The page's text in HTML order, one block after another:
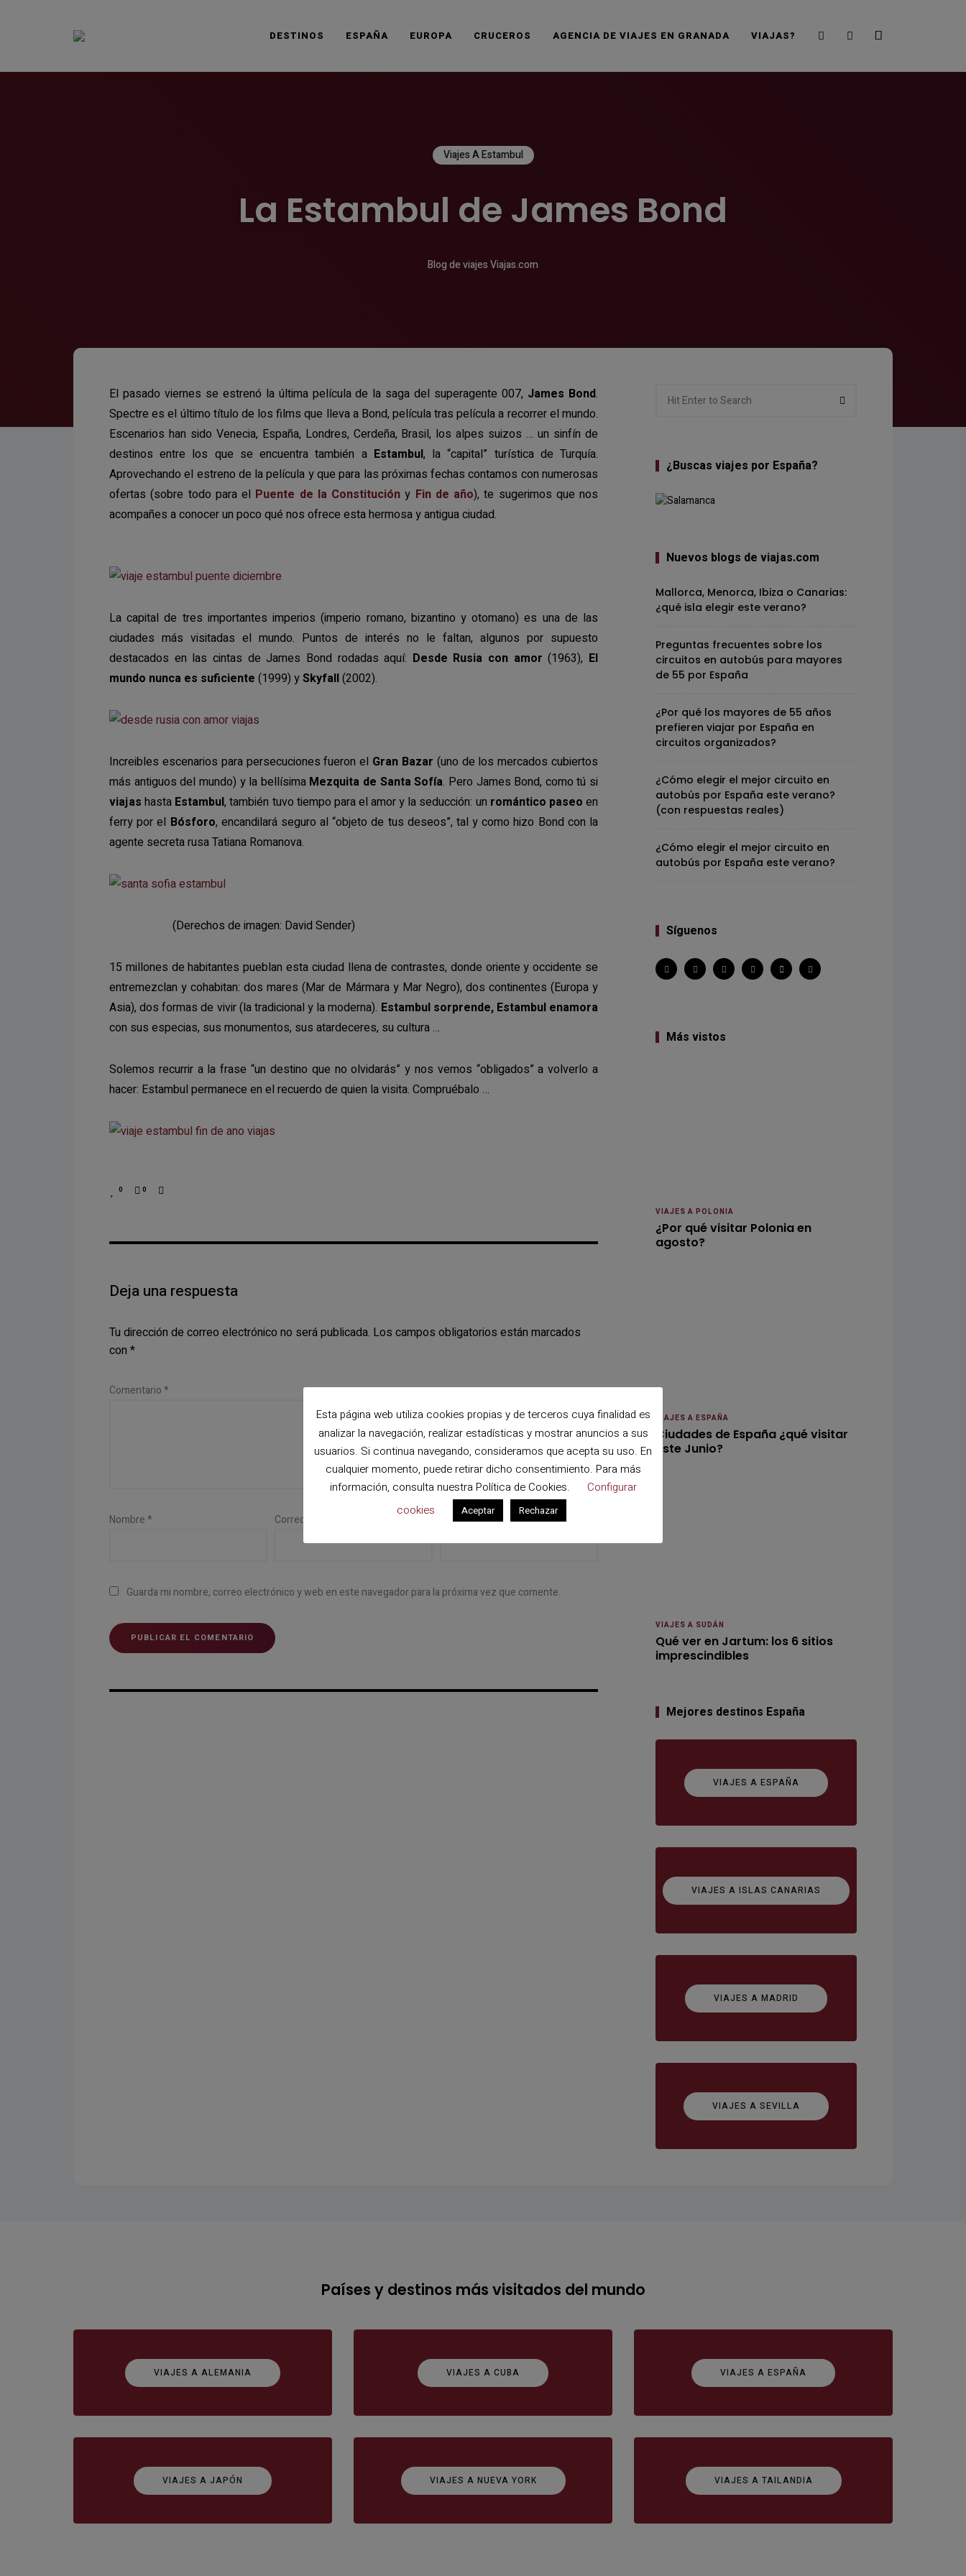
DESTINOS ESPAÑA EUROPA CRUCEROS AGENCIA DE VIAJES EN GRANADA VIAJAS? SearchSidebar
Viajes A Estambul
La Estambul de James Bond
Blog de viajes Viajas.com
El pasado viernes se estrenó la última película de la saga del superagente 007, James Bond.
Spectre es el último título de los films que lleva a Bond, película tras película a recorrer el mundo.
Escenarios han sido Venecia, España, Londres, Cerdeña, Brasil, los alpes suizos … un sinfín de
destinos entre los que se encuentra también a Estambul, la “capital” turística de Turquía.
Aprovechando el estreno de la película y que para las próximas fechas contamos con numerosas
ofertas (sobre todo para el Puente de la Constitución y Fin de año), te sugerimos que nos
acompañes a conocer un poco qué nos ofrece esta hermosa y antigua ciudad.
La capital de tres importantes imperios (imperio romano, bizantino y otomano) es una de las
ciudades más visitadas el mundo. Puntos de interés no le faltan, algunos por supuesto
destacados en las cintas de James Bond rodadas aquí: Desde Rusia con amor (1963), El
mundo nunca es suficiente (1999) ySkyfall(2002).
Increibles escenarios para persecuciones fueron el Gran Bazar (uno de los mercados cubiertos
más antiguos del mundo) y la bellísima Mezquita de Santa Sofía. Pero James Bond, como tú si
viajas hasta Estambul, también tuvo tiempo para el amor y la seducción: un romántico paseo en
ferry por el Bósforo, encandilará seguro al “objeto de tus deseos”, tal y como hizo Bond con la
agente secreta rusa Tatiana Romanova.
(Derechos de imagen: David Sender)
15 millones de habitantes pueblan esta ciudad llena de contrastes, donde oriente y occidente se
entremezclan y cohabitan: dos mares (Mar de Mármara y Mar Negro), dos continentes (Europa y
Asia), dos formas de vivir (la tradicional y la moderna). Estambul sorprende, Estambul enamora
con sus especias, sus monumentos, sus atardeceres, su cultura …
Solemos recurrir a la frase “un destino que no olvidarás” y nos vemos “obligados” a volverlo a
hacer: Estambul permanece en el recuerdo de quien la visita. Compruébalo …
0 0
Deja una respuesta
Tu dirección de correo electrónico no será publicada. Los campos obligatorios están marcados
con *
Comentario*
Nombre* Correo electrónico Web
Guarda mi nombre, correo electrónico y web en este navegador para la próxima vez que comente.
for:
¿Buscas viajes por España?
Nuevos blogs de viajas.com
Mallorca, Menorca, Ibiza o Canarias:
¿qué isla elegir este verano?
Preguntas frecuentes sobre los
circuitos en autobús para mayores
de 55 por España
¿Por qué los mayores de 55 años
prefieren viajar por España en
circuitos organizados?
¿Cómo elegir el mejor circuito en
autobús por España este verano?
(con respuestas reales)
¿Cómo elegir el mejor circuito en
autobús por España este verano?
Síguenos
Más vistos
VIAJES A POLONIA
¿Por qué visitar Polonia en
agosto?
VIAJES A ESPAÑA
Ciudades de España ¿qué visitar
este Junio?
VIAJES A SUDÁN
Qué ver en Jartum: los 6 sitios
imprescindibles
Mejores destinos España
VIAJES A ESPAÑA
VIAJES A ISLAS CANARIAS
VIAJES A MADRID
VIAJES A SEVILLA
Países y destinos más visitados del mundo
VIAJES A ALEMANIA VIAJES A CUBA VIAJES A ESPAÑA
VIAJES A JAPÓN VIAJES A NUEVA YORK VIAJES A TAILANDIA
Esta página web utiliza cookies propias y de terceros cuya finalidad es
analizar la navegación, realizar estadísticas y mostrar anuncios a sus
usuarios. Si continua navegando, consideramos que acepta su uso. En
cualquier momento, puede retirar dicho consentimiento. Para más
información, consulta nuestra Política de Cookies.
Configurar
cookies
Aceptar Rechazar